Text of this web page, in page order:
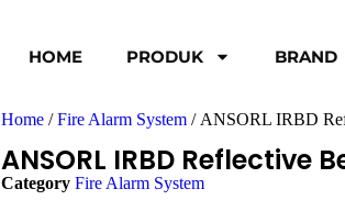
HOME PRODUK BRAND
Home/Fire Alarm System/ ANSORL IRBD
ANSORL IRBD Reflective
Category Fire Alarm System